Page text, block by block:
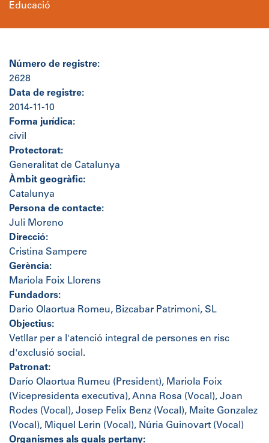
Educació
Número de registre:
2628
Data de registre:
2014-11-10
Forma jurídica:
civil
Protectorat:
Generalitat de Catalunya
Àmbit geogràfic:
Catalunya
Persona de contacte:
Juli Moreno
Direcció:
Cristina Sampere
Gerència:
Mariola Foix Llorens
Fundadors:
Dario Olaortua Romeu, Bizcabar Patrimoni, SL
Objectius:
Vetllar per a l'atenció integral de persones en risc
d'exclusió social.
Patronat:
Darío Olaortua Rumeu (President), Mariola Foix
(Vicepresidenta executiva), Anna Rosa (Vocal), Joan
Rodes (Vocal), Josep Felix Benz (Vocal), Maite Gonzalez
(Vocal), Miquel Lerin (Vocal), Núria Guinovart (Vocal)
Organismes als quals pertany: